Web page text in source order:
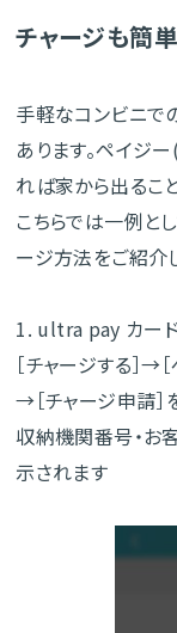
チャージも簡単
手軽なコンビニで
あります。ペイジ
れば家から出るこ
こちらでは一例と
ージ方法をご紹介
1. ultra pay カード
［チャージする］
→［チャージ申請］
収納機関番号・お
示されます